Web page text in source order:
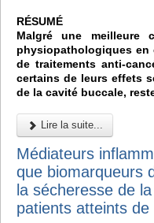
RÉSUMÉ
Malgré une meilleure
physiopathologiques en
de traitements anti-
certains de leurs effets
de la cavité buccale,
Lire la suite...
Médiateurs
que biomarqueurs
la sécheresse de
patients atteints